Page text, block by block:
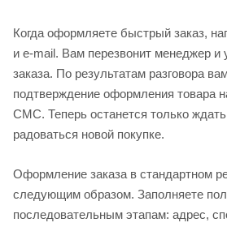
Когда оформляете быстрый заказ,
и e-mail. Вам перезвонит менеджер и
заказа. По результатам разговора
подтверждение оформления товара
СМС. Теперь останется только
радоваться новой покупке.
Оформление заказа в стандартном
следующим образом. Заполняете
последовательным этапам: адрес,